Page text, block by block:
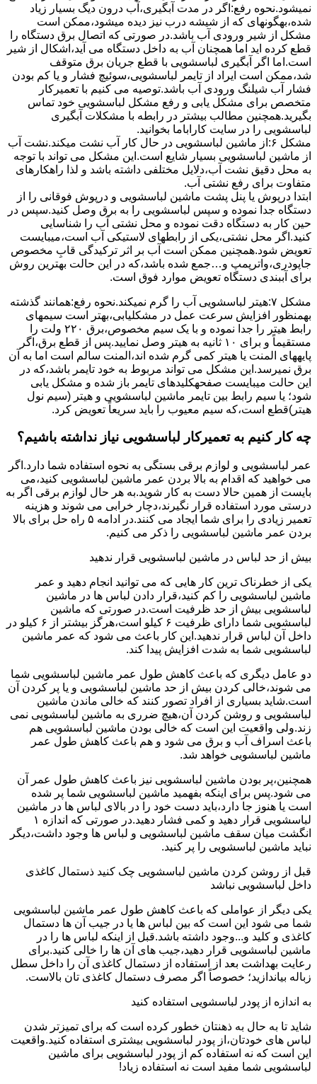
نمیشود.نحوه رﻓﻊ:اﮔﺮ در ﻣﺪت آﺑﮕﯿﺮی،آب درون دﯾﮓ ﺑﺴﯿﺎر زﯾﺎد
ﺷﺪه،بهگونهای ﮐﻪ از ﺷﯿﺸﻪ درب ﻧﯿﺰ دﯾﺪه میشود،ممکن است
مشکل از شیر ورودی آب باشد.در صورتی که اتصال برق دستگاه را
قطع کرده اید اما همچنان آب به داخل دستگاه می آید،اشکال از شیر
است.اما اگر آبگیری لباسشویی با قطع جریان برق متوقف
شد،ممکن است ایراد از تایمر لباسشویی،سوئیچ فشار و یا کم بودن
فشار آب شیلنگ ورودی آب باشد.توصیه می کنیم با تعمیرکار
متخصص برای مشکل یابی و رفع مشکل لباسشویی خود تماس
بگیرید.همچنین مطالب بیشتر در رابطه با مشکلات آبگیری
لباسشویی را در سایت کاراباما بخوانید.
مشکل ۶:از ﻣﺎﺷﯿﻦ لباسشویی در ﺣﺎل ﮐﺎر آب ﻧﺸﺖ میکند.نشت آب
از ماشین لباسشویی بسیار شایع است.این مشکل می تواند با توجه
به محل دقیق نشت آب،دلایل مختلفی داشته باشد و لذا راهکارهای
متفاوت برای رفع نشتی آب.
ابتدا درپوش یا پنل ﭘﺸﺖ ﻣﺎﺷﯿﻦ لباسشویی و درپوش ﻓﻮﻗﺎﻧﯽ را از
دستگاه ﺟﺪا ﻧﻤﻮده و ﺳﭙﺲ لباسشویی را ﺑﻪ ﺑﺮق وصل ﮐﻨﯿﺪ.سپس در
حین کار به دستگاه دقت نموده و ﻣﺤﻞ نشتی آب را ﺷﻨﺎﺳﺎﯾﯽ
کنید.اﮔﺮ ﻣﺤﻞ نشتی،ﯾﮑﯽ از رابطهای ﻻﺳﺘﯿﮑﯽ آب اﺳﺖ،میبایست
ﺗﻌﻮﯾﺾ شود.همچنین ﻣﻤﮑﻦ اﺳﺖ آب بر اثر ﺗﺮﮐﯿﺪﮔﯽ قابِ ﻣﺨﺼﻮص
ﺟﺎﭘﻮدری،واترپمپ و…جمع شده ﺑﺎﺷﺪ،ﮐﻪ در این حالت بهترین روش
برای آببندی دستگاه ﺗﻌﻮﯾﺾ ﻣﻮارد ﻓﻮق اﺳﺖ.
مشکل ۷:ﻫﯿﺘﺮ لباسشویی آب را ﮔﺮم نمیکند.نحوه رﻓﻊ:ﻫﻤﺎﻧﻨﺪ ﮔﺬﺷﺘﻪ
بهمنظور اﻓﺰاﯾﺶ ﺳﺮﻋﺖ ﻋﻤﻞ در مشکلیابی،بهتر است سیمهای
راﺑﻂ ﻫﯿﺘﺮ را ﺟﺪا ﻧﻤﻮده و ﺑﺎ ﯾﮏ ﺳﯿﻢ ﻣﺨﺼﻮص،برق ۲۲۰ ولت را
مستقیماً و برای ۱۰ ﺛﺎﻧﯿﻪ ﺑﻪ ﻫﯿﺘﺮ وصل نمایید.ﭘﺲ از ﻗﻄﻊ ﺑﺮق،اﮔﺮ
پایههای اﻟﻤﻨﺖ یا هیتر کمی ﮔﺮم ﺷﺪه اند،اﻟﻤﻨﺖ ﺳﺎﻟﻢ است اما ﺑﻪ آن
ﺑﺮق نمیرسد.اﯾﻦ ﻣﺸﮑﻞ می تواند مربوط به ﺧﻮد ﺗﺎﯾﻤﺮ باشد،ﮐﻪ در
این حالت میبایست صفحهکلیدهای ﺗﺎﯾﻤﺮ باز شده و مشکل یابی
شود؛ ﯾﺎ ﺳﯿﻢ راﺑﻂ ﺑﯿﻦ ﺗﺎﯾﻤﺮ ماشین لباسشویی و ﻫﯿﺘﺮ (سیم ﻧﻮل
ﻫﯿﺘﺮ)ﻗﻄﻊ اﺳﺖ،ﮐﻪ ﺳﯿﻢ ﻣﻌﯿﻮب را ﺑﺎﯾﺪ سریعاً ﺗﻌﻮﯾﺾ کرد.
چه کار کنیم به تعمیرکار لباسشویی نیاز نداشته باشیم؟
عمر لباسشویی و لوازم برقی بستگی به نحوه استفاده شما دارد.اگر
می خواهید که اقدام به بالا بردن عمر ماشین لباسشویی کنید،می
بایست از همین حالا دست به کار شوید.به هر حال لوازم برقی اگر به
درستی مورد استفاده قرار نگیرند،دچار خرابی می شوند و هزینه
تعمیر زیادی را برای شما ایجاد می کنند.در ادامه ۵ راه حل برای بالا
بردن عمر ماشین لباسشویی را ذکر می کنیم.
بیش از حد لباس در ماشین لباسشویی قرار ندهید
یکی از خطرناک ترین کار هایی که می توانید انجام دهید و عمر
ماشین لباسشویی را کم کنید،قرار دادن لباس ها در ماشین
لباسشویی بیش از حد ظرفیت است.در صورتی که ماشین
لباسشویی شما دارای ظرفیت ۶ کیلو است،هرگز بیشتر از ۶ کیلو در
داخل آن لباس قرار ندهید.این کار باعث می شود که عمر ماشین
لباسشویی شما به شدت افزایش پیدا کند.
دو عامل دیگری که باعث کاهش طول عمر ماشین لباسشویی شما
می شوند،خالی کردن بیش از حد ماشین لباسشویی و یا پر کردن آن
است.شاید بسیاری از افراد تصور کنند که خالی ماندن ماشین
لباسشویی و روشن کردن آن،هیچ ضرری به ماشین لباسشویی نمی
زند.ولی واقعیت این است که خالی بودن ماشین لباسشویی هم
باعث اسراف آب و برق می شود و هم باعث کاهش طول عمر
ماشین لباسشویی خواهد شد.
همچنین،پر بودن ماشین لباسشویی نیز باعث کاهش طول عمر آن
می شود.پس برای اینکه بفهمید ماشین لباسشویی شما پر شده
است یا هنوز جا دارد،باید دست خود را در بالای لباس ها در ماشین
لباسشویی قرار دهید و کمی فشار دهید.در صورتی که اندازه ۱
انگشت میان سقف ماشین لباسشویی و لباس ها وجود داشت،دیگر
نباید ماشین لباسشویی را پر کنید.
قبل از روشن کردن ماشین لباسشویی چک کنید ذستمال کاغذی
داخل لباسشویی نباشد
یکی دیگر از عواملی که باعث کاهش طول عمر ماشین لباسشویی
شما می شود این است که بین لباس ها یا در جیب آن ها دستمال
کاغذی و کلید و...وجود داشته باشد.قبل از اینکه لباس ها را در
ماشین لباسشویی قرار دهید،جیب های آن ها را خالی کنید.برای
رعایت بهداشت بعد از استفاده از دستمال کاغذی آن را داخل سطل
زباله بیاندازید؛ خصوصاً اگر مصرف دستمال کاغذی تان بالاست.
به اندازه از پودر لباسشویی استفاده کنید
شاید تا به حال به ذهنتان خطور کرده است که برای تمیزتر شدن
لباس های خودتان،از پودر لباسشویی بیشتری استفاده کنید.واقعیت
این است که نه استفاده کم از پودر لباسشویی برای ماشین
لباسشویی شما مفید است نه استفاده زیاد!